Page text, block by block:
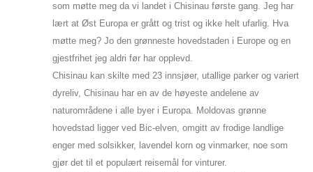
som møtte meg da vi landet i Chisinau første gang. Jeg har
lært at Øst Europa er grått og trist og ikke helt ufarlig. Hva
møtte meg? Jo den grønneste hovedstaden i Europe og en
gjestfrihet jeg aldri før har opplevd.
Chisinau kan skilte med 23 innsjøer, utallige parker og variert
dyreliv, Chisinau har en av de høyeste andelene av
naturområdene i alle byer i Europa. Moldovas grønne
hovedstad ligger ved Bic-elven, omgitt av frodige landlige
enger med solsikker, lavendel korn og vinmarker, noe som
gjør det til et populært reisemål for vinturer.